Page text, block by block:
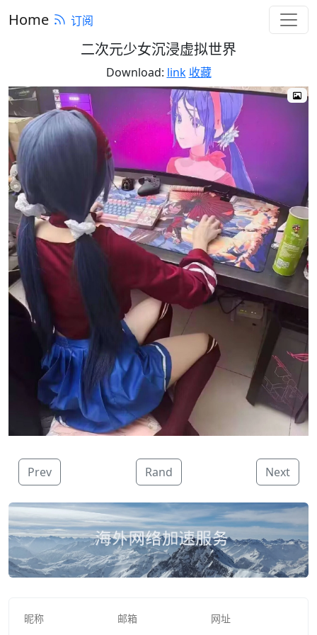
Home 订阅
二次元少女沉浸虚拟世界
Download: link 收藏
Prev Rand Next